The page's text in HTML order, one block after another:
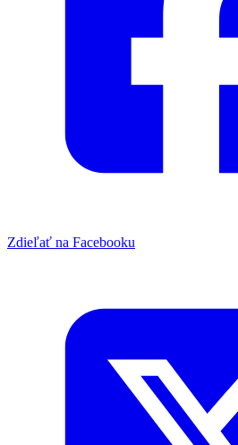
Zdieľať na Facebooku